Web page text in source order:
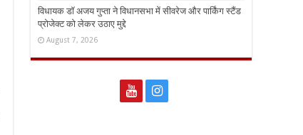
विधायक डॉ अजय गुप्ता ने विधानसभा में सीवरेज और पार्किंग स्टैंड
प्रोजेक्ट को लेकर उठाए मुद्दे
August 7, 2026